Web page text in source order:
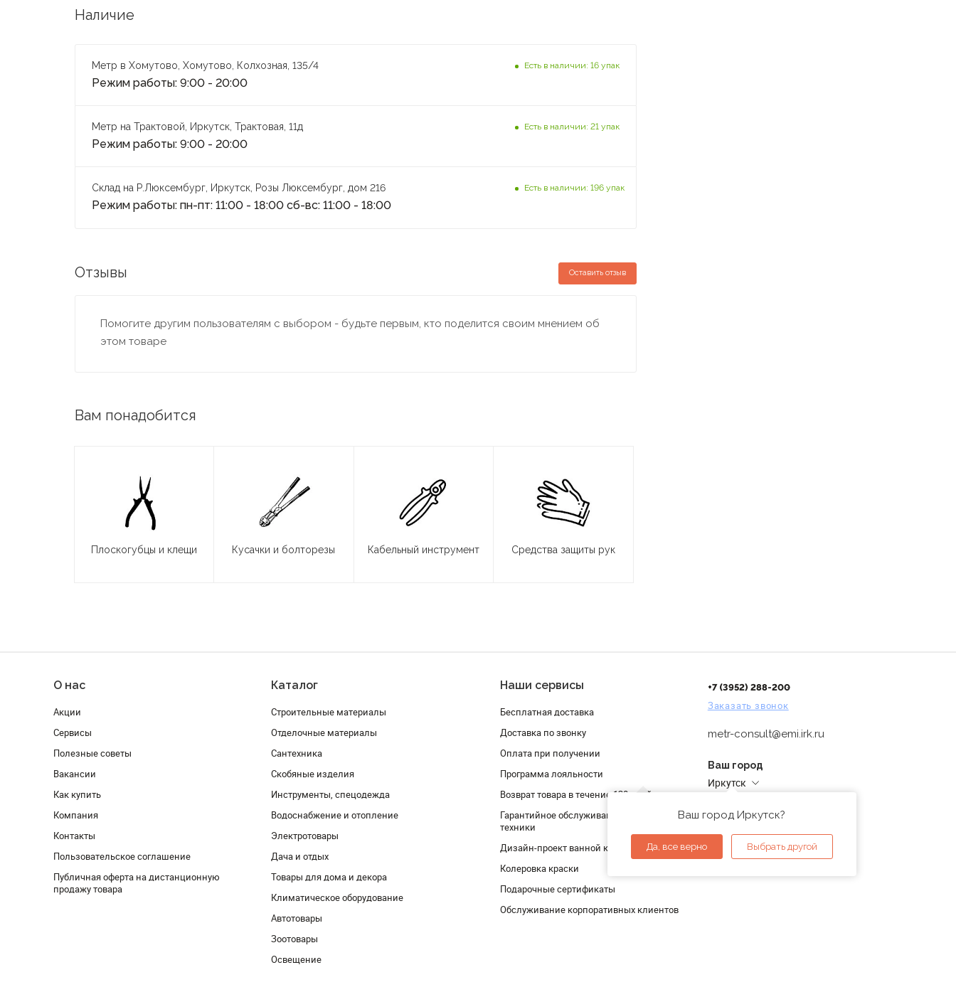
Наличие
Метр в Хомутово, Хомутово, Колхозная, 135/4
Режим работы: 9:00 - 20:00
Есть в наличии: 16 упак
Метр на Трактовой, Иркутск, Трактовая, 11д
Режим работы: 9:00 - 20:00
Есть в наличии: 21 упак
Склад на Р.Люксембург, Иркутск, Розы Люксембург, дом 216
Режим работы: пн-пт: 11:00 - 18:00 сб-вс: 11:00 - 18:00
Есть в наличии: 196 упак
Отзывы Оставить отзыв
Помогите другим пользователям с выбором - будьте первым, кто поделится своим мнением об
этом товаре
Вам понадобится
Плоскогубцы и клещи Кусачки и болторезы Кабельный инструмент Средства защиты рук
О нас
Акции
Сервисы
Полезные советы
Вакансии
Как купить
Компания
Контакты
Пользовательское соглашение
Публичная оферта на дистанционную
продажу товара
Каталог
Строительные материалы
Отделочные материалы
Сантехника
Скобяные изделия
Инструменты, спецодежда
Водоснабжение и отопление
Электротовары
Дача и отдых
Товары для дома и декора
Климатическое оборудование
Автотовары
Зоотовары
Освещение
Наши сервисы
Бесплатная доставка
Доставка по звонку
Оплата при получении
Программа лояльности
Возврат товара в течение 120 дней
Гарантийное обслуживание и проверка
техники
Дизайн-проект ванной комнаты
Колеровка краски
Подарочные сертификаты
Обслуживание корпоративных клиентов
+7 (3952) 288-200
Заказать звонок
metr-consult@emi.irk.ru
Ваш город
Иркутск
Ваш город Иркутск?
Да, все верно Выбрать другой